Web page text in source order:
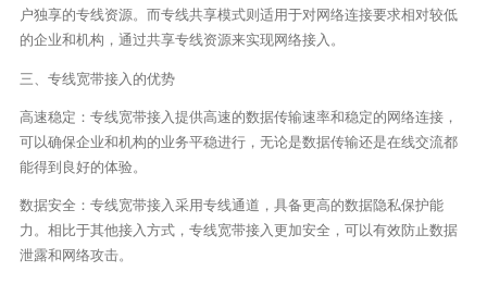
户独享的专线资源。而专线共享模式则适用于对网络连接要求相对较低
的企业和机构，通过共享专线资源来实现网络接入。
三、专线宽带接入的优势
高速稳定：专线宽带接入提供高速的数据传输速率和稳定的网络连接，
可以确保企业和机构的业务平稳进行，无论是数据传输还是在线交流都
能得到良好的体验。
数据安全：专线宽带接入采用专线通道，具备更高的数据隐私保护能
力。相比于其他接入方式，专线宽带接入更加安全，可以有效防止数据
泄露和网络攻击。